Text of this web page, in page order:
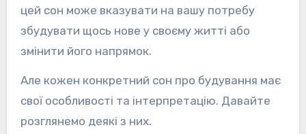
цей сон може вказувати на вашу потребу
збудувати щось нове у своєму житті або
змінити його напрямок.
Але кожен конкретний сон про будування має
свої особливості та інтерпретацію. Давайте
розглянемо деякі з них.